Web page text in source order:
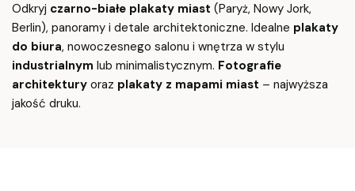
Odkryj czarno-białe plakaty miast (Paryż, Nowy Jork,
Berlin), panoramy i detale architektoniczne. Idealne plakaty
do biura, nowoczesnego salonu i wnętrza w stylu
industrialnym lub minimalistycznym. Fotografie
architektury oraz plakaty z mapami miast – najwyższa
jakość druku.